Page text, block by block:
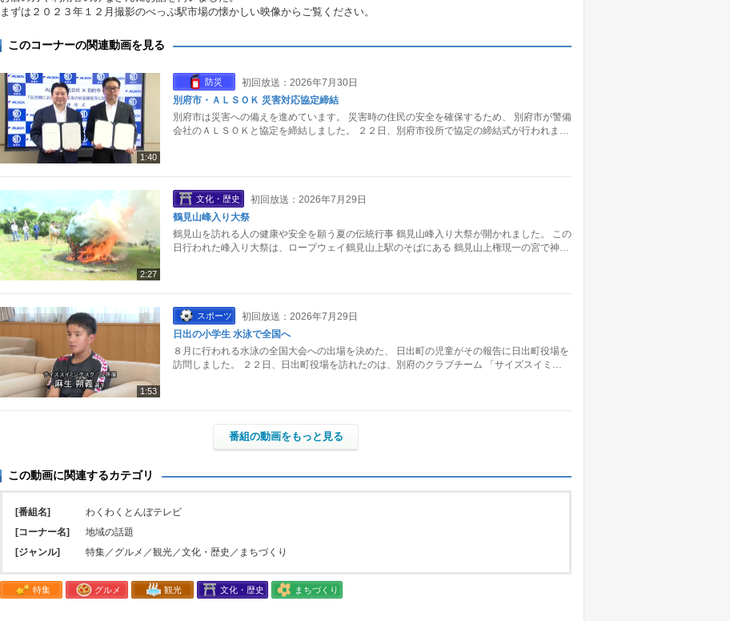
まずは２０２３年１２月撮影のべっぷ駅市場の懐かしい映像からご覧ください。
このコーナーの関連動画を見る
1:40
防災
初回放送：2026年7月30日
別府市・ＡＬＳＯＫ 災害対応協定締結
別府市は災害への備えを進めています。 災害時の住民の安全を確保するため、 別府市が警備
会社のＡＬＳＯＫと協定を締結しました。 ２２日、別府市役所で協定の締結式が行われま…
2:27
文化・歴史
初回放送：2026年7月29日
鶴見山峰入り大祭
鶴見山を訪れる人の健康や安全を願う夏の伝統行事 鶴見山峰入り大祭が開かれました。 この
日行われた峰入り大祭は、ロープウェイ鶴見山上駅のそばにある 鶴見山上権現一の宮で神…
1:53
スポーツ
初回放送：2026年7月29日
日出の小学生 水泳で全国へ
８月に行われる水泳の全国大会への出場を決めた、 日出町の児童がその報告に日出町役場を
訪問しました。 ２２日、日出町役場を訪れたのは、別府のクラブチーム 「サイズスイミ…
番組の動画をもっと見る
この動画に関連するカテゴリ
[番組名]
わくわくとんぼテレビ
[コーナー名]
地域の話題
[ジャンル]
特集／グルメ／観光／文化・歴史／まちづくり
特集 グルメ 観光 文化・歴史 まちづくり